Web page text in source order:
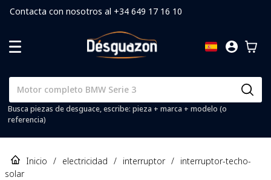
Contacta con nosotros al +34 649 17 16 10
Busca piezas de desguace, escribe: pieza + marca + modelo (o
referencia)
Inicio / electricidad / interruptor / interruptor-techo-
solar